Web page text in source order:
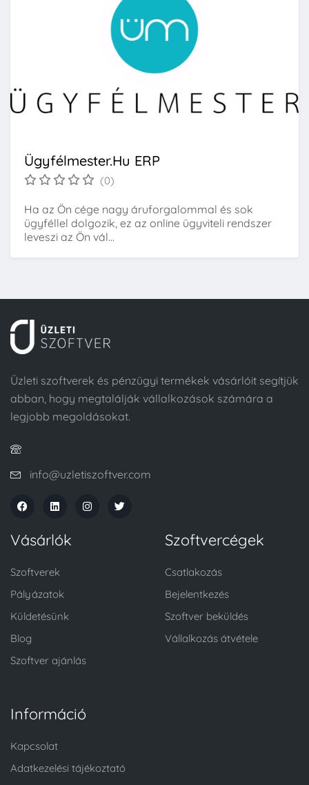
Ügyfélmester.hu ERP
(0)
Ha az Ön cége nagy áruforgalommal és sok
ügyféllel dolgozik, ez az online ügyviteli rendszer
leveszi az Ön vál...
Üzleti szoftverek és pénzügyi termékek vásárlóit segítjük
abban, hogy megtalálják vállalkozások számára a
legjobb megoldásokat.
info@uzletiszoftver.com
Vásárlók
Szoftverek
Pályázatok
Küldetésünk
Blog
Szoftver ajánlás
Szoftvercégek
Csatlakozás
Bejelentkezés
Szoftver beküldés
Vállalkozás átvétele
Információ
Kapcsolat
Adatkezelési tájékoztató